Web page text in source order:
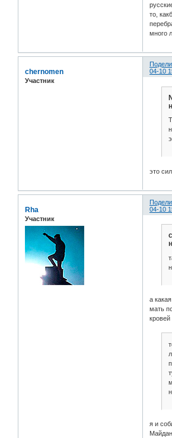
то,
много
04-10
chernomen
Участник
это
04-10
Rha
Участник
а
мать
кровей
я и